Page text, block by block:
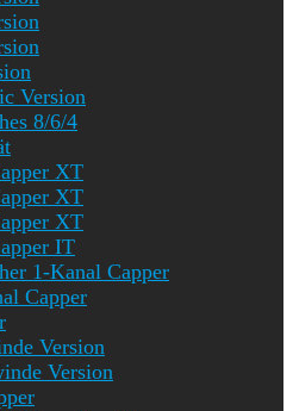
Version
8/6/4
XT
XT
XT
IT
1-Kanal Capper
Capper
Version
Version